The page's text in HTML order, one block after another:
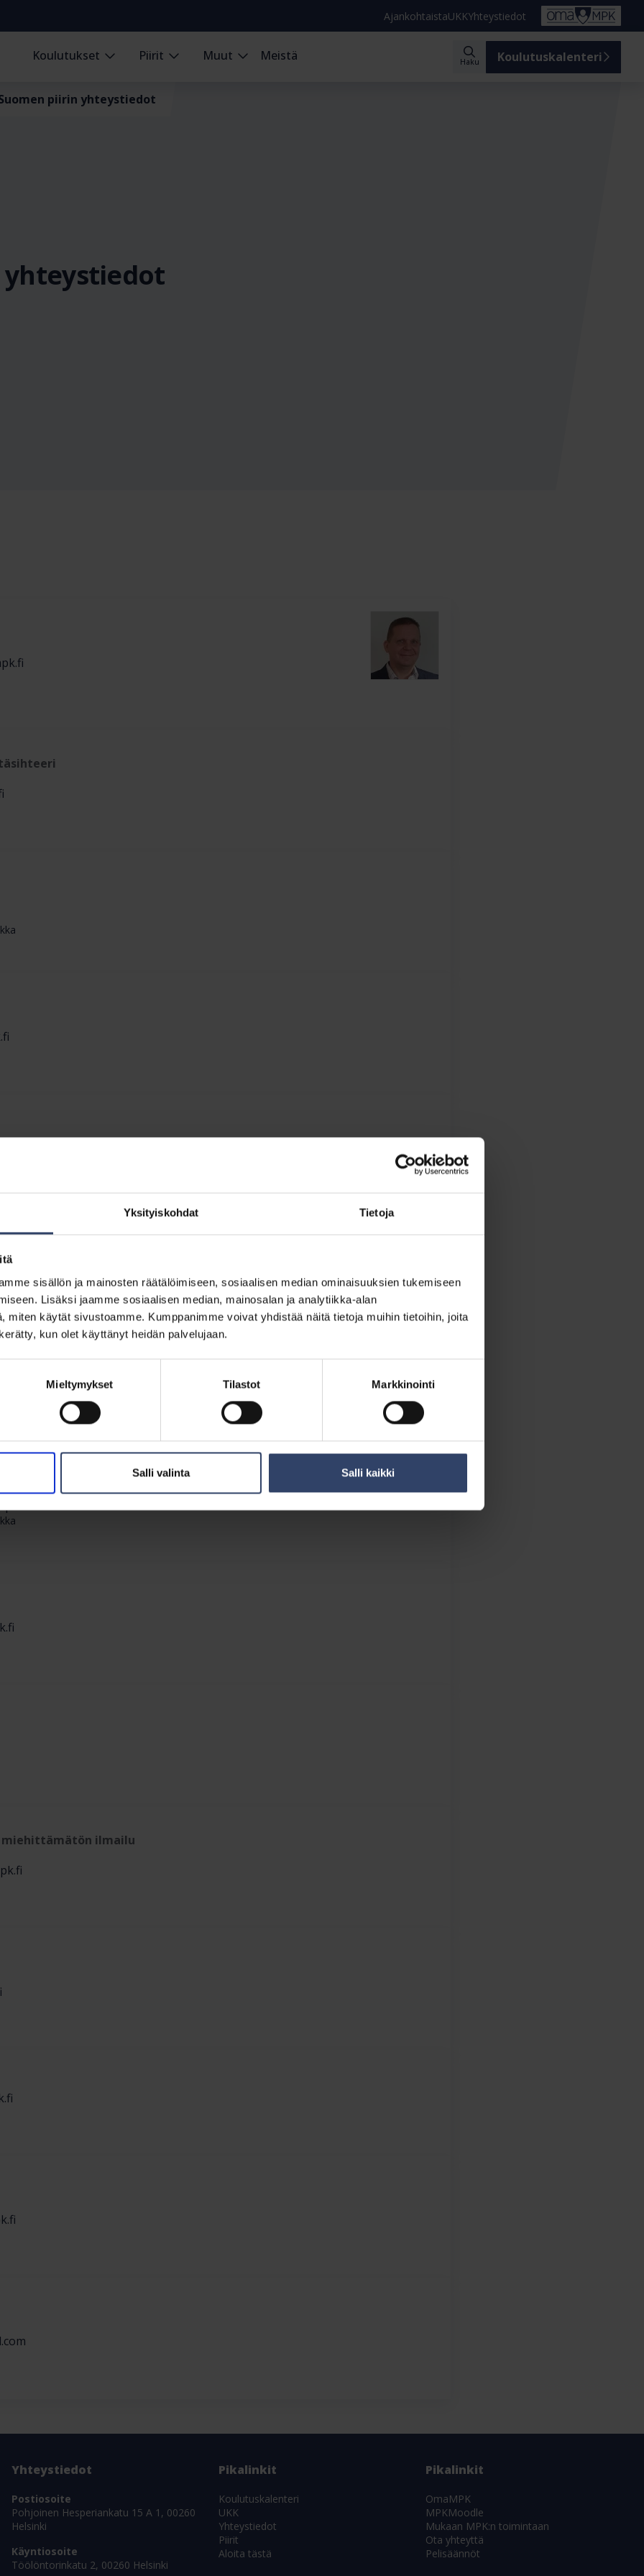
Yksityiskohdat Tietoja
sisällön ja mainosten räätälöimiseen, sosiaalisen median ominaisuuksien tukemiseen
Lisäksi jaamme sosiaalisen median, mainosalan ja analytiikka-alan
miten käytät sivustoamme. Kumppanimme voivat yhdistää näitä tietoja muihin tietoihin, joita
kun olet käyttänyt heidän palvelujaan.
Mieltymykset Tilastot Markkinointi
Salli valinta Salli kaikki
AjankohtaistaUKKYhteystiedot
Koulutukset Piirit Muut Meistä Haku Koulutuskalenteri
piirin yhteystiedot
yhteystiedot
työskentelevä henkilöstö
ilmailu
Yhteystiedot
Postiosoite
Pohjoinen Hesperiankatu 15 A 1, 00260
Helsinki
Käyntiosoite
Töölöntorinkatu 2, 00260 Helsinki
Pikalinkit
Koulutuskalenteri
UKK
Yhteystiedot
Piirit
Aloita tästä
Pikalinkit
OmaMPK
MPKMoodle
Mukaan MPK:n toimintaan
Ota yhteyttä
Pelisäännöt